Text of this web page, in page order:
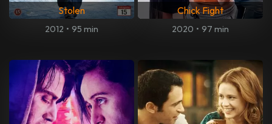
Stolen
2012 • 95 min
Chick Fight
2020 • 97 min